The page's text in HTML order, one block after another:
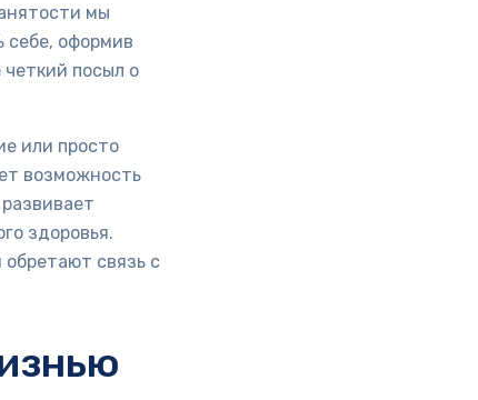
мы
себе, оформив
посыл о
или просто
возможность
здоровья.
связь с